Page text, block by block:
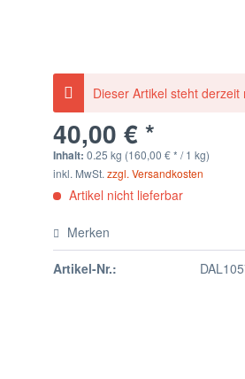
Dieser Artikel steht
40,00 € *
Inhalt:0.25 kg (160,00 € * / 1 kg)
inkl. MwSt.zzgl. Versandkosten
Artikel nicht lieferbar
Merken
Artikel-Nr.: